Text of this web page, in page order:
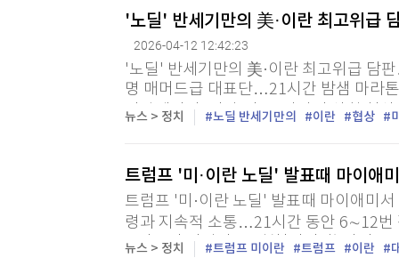
공항에 폭발물 탑재 드론까지…독일 정부 "새로
공항에 폭발물 탑재 드론까지…독일 정부 "새로
온로드 (ON ROAD) 인사이트
글로벌경제
투자/재테크
부동산/세무
매매신호 (랭킹
투자분석
국내증시
'노딜' 반세기만의 美·이란 최고위급
2026-04-12 12:42:23
'노딜' 반세기만의 美·이란 최고위급 담
명 매머드급 대표단…21시간 밤샘 마라
시작때까지 '시간·장소' 깜깜이 상황 협
이란 "강력 대응" 긴장고조 이란 "협상
뉴스 > 정치 노딜 반세기만의 이란 협상
트럼프 '미·이란 노딜' 발표때 마이애
트럼프 '미·이란 노딜' 발표때 마이애미
령과 지속적 소통…21시간 동안 6∼12번
= 미국과 이란이 12일(현지시간) 파키스
끝에 결렬을 선언했을 당시 도널드 트럼
뉴스 > 정치 트럼프 미이란 트럼프 이란